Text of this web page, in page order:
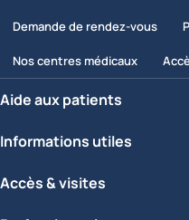
Demande de rendez-vous
Nos centres médicaux
Aide aux patients
Informations utiles
Accès & visites